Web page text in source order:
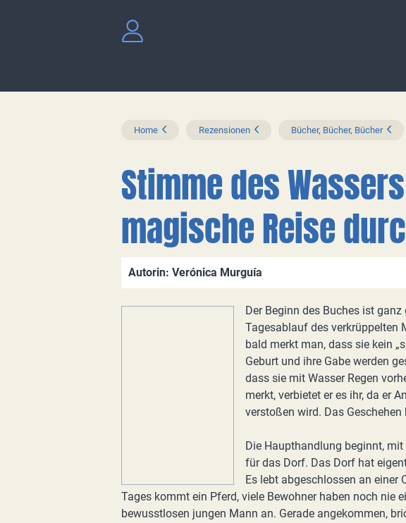
Home Rezensionen Bücher, Bücher, Bücher
Stimme des
magische Reise
Autorin: Verónica Murguía
Der Beginn des Buches ist
Tagesablauf des verkrüppelten
bald merkt man, dass sie kein
Geburt und ihre Gabe werden
dass sie mit Wasser Regen
merkt, verbietet er es ihr, da er
verstoßen wird. Das
Die Haupthandlung beginnt,
für das Dorf. Das Dorf hat
Es lebt abgeschlossen an einer
Tages kommt ein Pferd, viele Bewohner haben noch nie
bewusstlosen jungen Mann an. Gerade angekommen,